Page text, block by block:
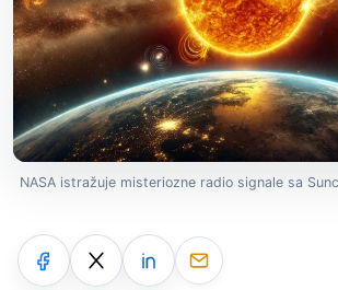
NASA istražuje misteriozne radio signale sa